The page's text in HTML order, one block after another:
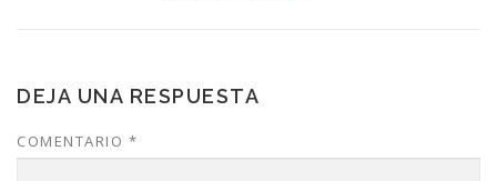
DEJA UNA RESPUESTA
COMENTARIO *